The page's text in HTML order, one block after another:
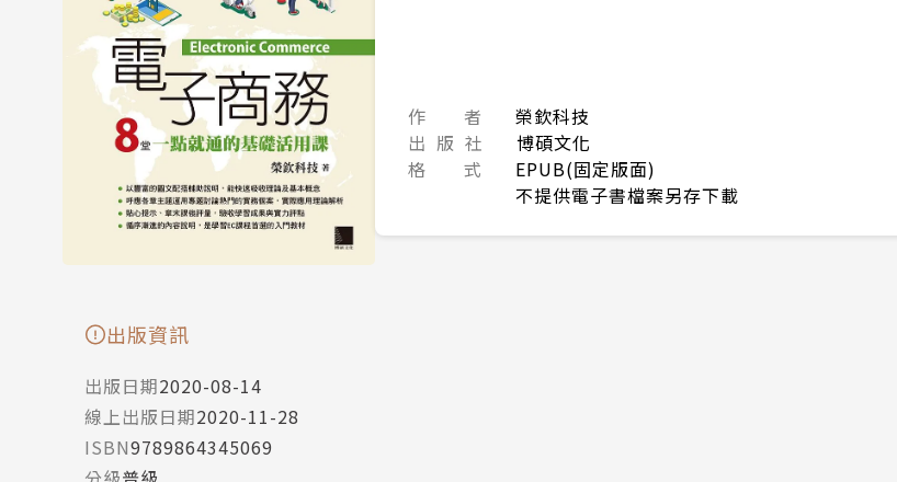
作 者
榮欽科技
出 版 社
博碩文化
格 式
EPUB(固定版面)
不提供電子書檔案另存下載
出版資訊
出版日期2020-08-14
線上出版日期2020-11-28
ISBN9789864345069